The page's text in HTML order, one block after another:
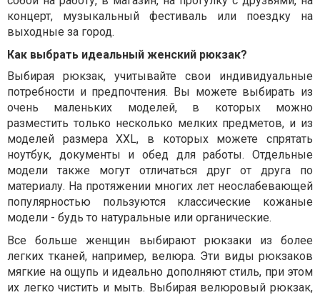
концерт, музыкальный фестиваль или поездку на
выходные за город.
Как выбрать идеальный женский рюкзак?
Выбирая рюкзак, учитывайте свои индивидуальные
потребности и предпочтения. Вы можете выбирать из
очень маленьких моделей, в которых можно
разместить только несколько мелких предметов, и из
моделей размера XXL, в которых можете спрятать
ноутбук, документы и обед для работы. Отдельные
модели также могут отличаться друг от друга по
материалу. На протяжении многих лет неослабевающей
популярностью пользуются классические кожаные
модели - будь то натуральные или органические.
Все больше женщин выбирают рюкзаки из более
легких тканей, например, велюра. Эти виды рюкзаков
мягкие на ощупь и идеально дополняют стиль, при этом
их легко чистить и мыть. Выбирая велюровый рюкзак,